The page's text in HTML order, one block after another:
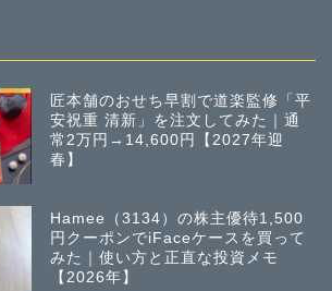
匠本舗のおせち早割で道楽監修「平
安祝重 清新」を注文してみた｜通
常2万円→14,600円【2027年迎
春】
Hamee（3134）の株主優待1,500
円クーポンでiFaceケースを買って
みた｜使い方と正直な投資メモ
【2026年】